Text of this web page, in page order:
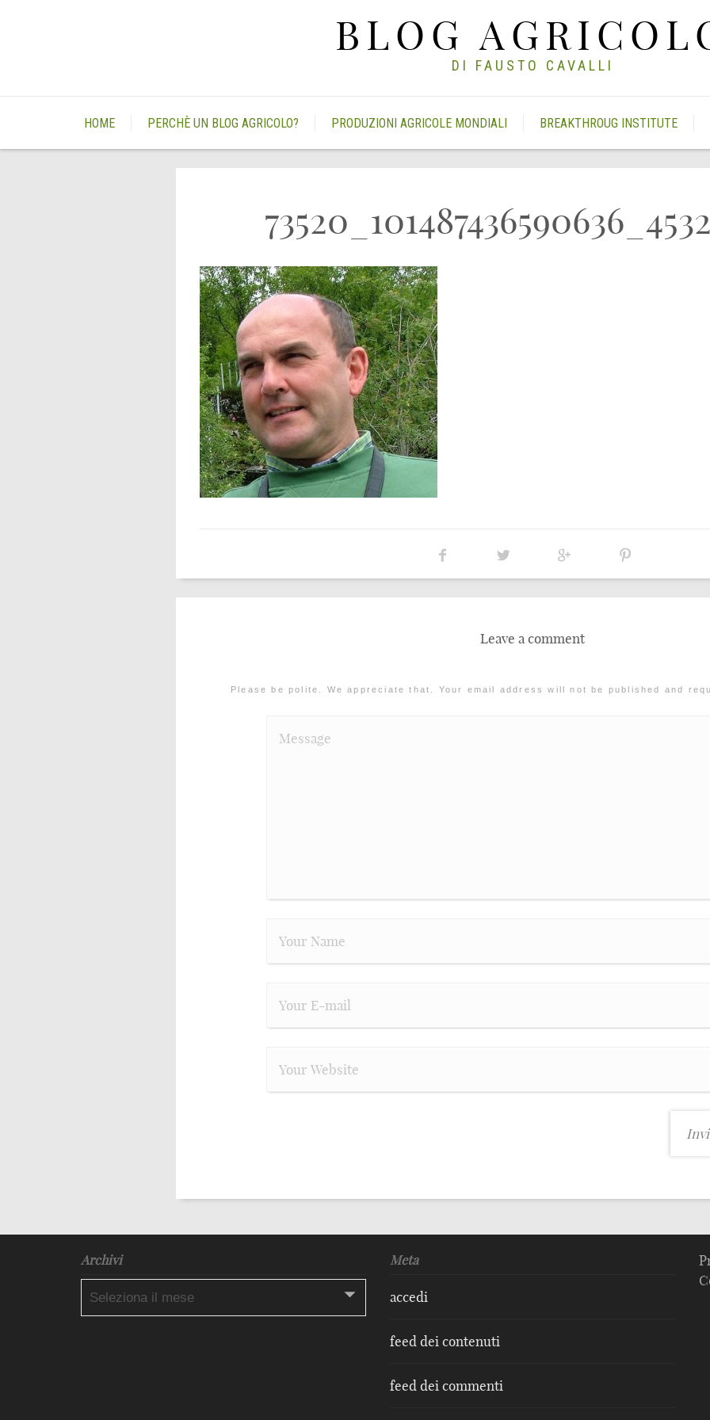
BLOG
DI FAUSTO CAVALLI
HOME PERCHÈ UN BLOG AGRICOLO? PRODUZIONI AGRICOLE MONDIALI BREAKTHROUG INSTITUTE
Leave a comment
Please be polite. We appreciate that. Your email address will not be published and
Archivi Meta
accedi
feed dei contenuti
feed dei commenti